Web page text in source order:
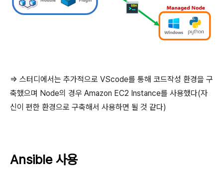
=> 스터디에서는 추가적으로 VScode를 통해 코드작성 환경을 구
축했으며 Node의 경우 Amazon EC2 Instance를 사용했다(자
신이 편한 환경으로 구축해서 사용하면 될 것 같다)
Ansible 사용